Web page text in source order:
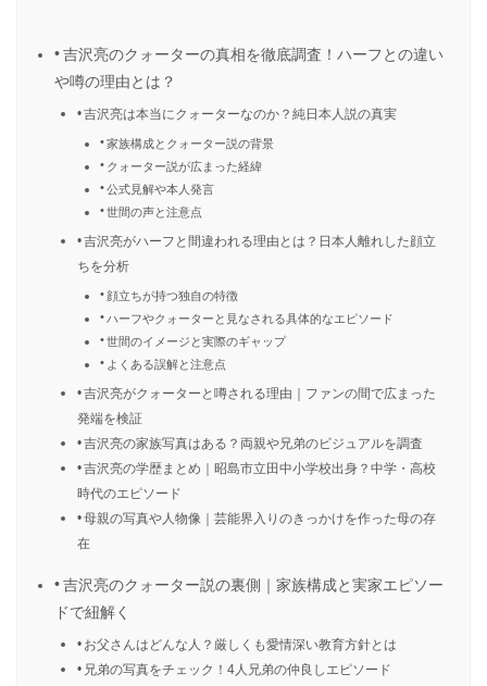
吉沢亮のクォーターの真相を徹底調査！ハーフとの違い
や噂の理由とは？
吉沢亮は本当にクォーターなのか？純日本人説の真実
家族構成とクォーター説の背景
クォーター説が広まった経緯
公式見解や本人発言
世間の声と注意点
吉沢亮がハーフと間違われる理由とは？日本人離れした顔立
ちを分析
顔立ちが持つ独自の特徴
ハーフやクォーターと見なされる具体的なエピソード
世間のイメージと実際のギャップ
よくある誤解と注意点
吉沢亮がクォーターと噂される理由｜ファンの間で広まった
発端を検証
吉沢亮の家族写真はある？両親や兄弟のビジュアルを調査
吉沢亮の学歴まとめ｜昭島市立田中小学校出身？中学・高校
時代のエピソード
母親の写真や人物像｜芸能界入りのきっかけを作った母の存
在
吉沢亮のクォーター説の裏側｜家族構成と実家エピソー
ドで紐解く
お父さんはどんな人？厳しくも愛情深い教育方針とは
兄弟の写真をチェック！4人兄弟の仲良しエピソード